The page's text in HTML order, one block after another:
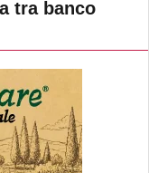
tra banco